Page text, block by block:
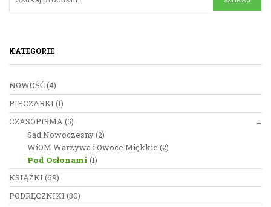
KATEGORIE
NOWOŚĆ(4)
PIECZARKI (1)
CZASOPISMA(5)
Sad Nowoczesny(2)
WiOM Warzywa i Owoce Miękkie (2)
Pod Osłonami (1)
KSIĄŻKI (69)
PODRĘCZNIKI (30)